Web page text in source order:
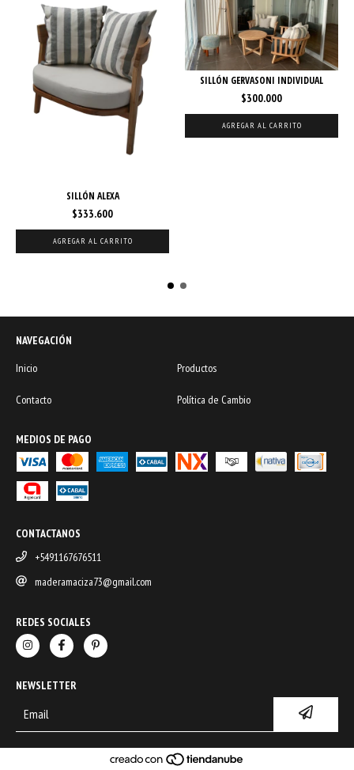
SILLÓN ALEXA
$333.600
AGREGAR AL CARRITO
SILLÓN GERVASONI INDIVIDUAL
$300.000
AGREGAR AL CARRITO
NAVEGACIÓN
Inicio
Productos
Contacto Política de Cambio
MEDIOS DE PAGO
CONTACTANOS
+5491167676511
maderamaciza73@gmail.com
REDES SOCIALES
NEWSLETTER